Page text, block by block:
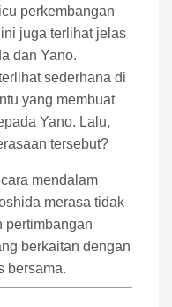
perkembangan
juga terlihat jelas
dan Yano.
sederhana di
yang membuat
Yano. Lalu,
tersebut?
mendalam
merasa tidak
pertimbangan
berkaitan dengan
bersama.